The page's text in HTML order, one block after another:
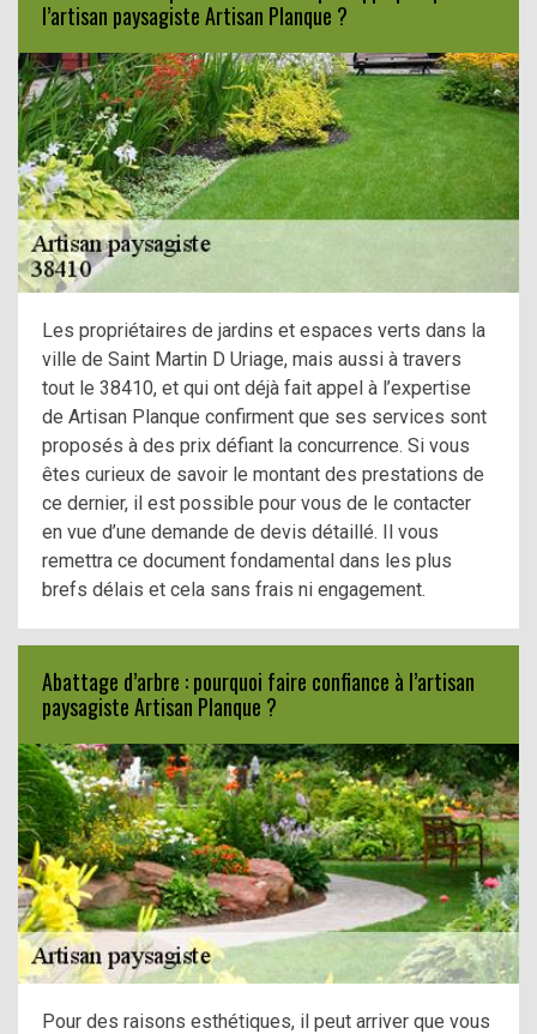
l’artisan paysagiste Artisan Planque ?
Les propriétaires de jardins et espaces verts dans la
ville de Saint Martin D Uriage, mais aussi à travers
tout le 38410, et qui ont déjà fait appel à l’expertise
de Artisan Planque confirment que ses services sont
proposés à des prix défiant la concurrence. Si vous
êtes curieux de savoir le montant des prestations de
ce dernier, il est possible pour vous de le contacter
en vue d’une demande de devis détaillé. Il vous
remettra ce document fondamental dans les plus
brefs délais et cela sans frais ni engagement.
Abattage d’arbre : pourquoi faire confiance à l’artisan
paysagiste Artisan Planque ?
Pour des raisons esthétiques, il peut arriver que vous